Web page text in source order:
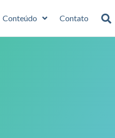
Conteúdo Contato